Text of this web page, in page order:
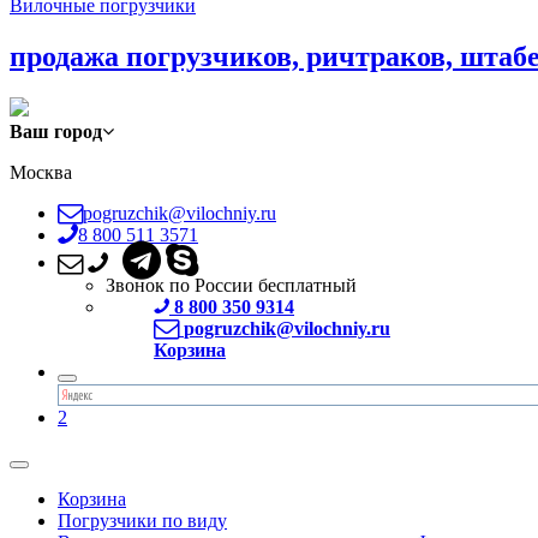
Вилочные погрузчики
продажа погрузчиков, ричтраков,
Ваш город
Москва
pogruzchik@vilochniy.ru
8 800 511 3571
Звонок по России бесплатный
8 800 350 9314
pogruzchik@vilochniy.ru
Корзина
2
Корзина
Погрузчики по виду